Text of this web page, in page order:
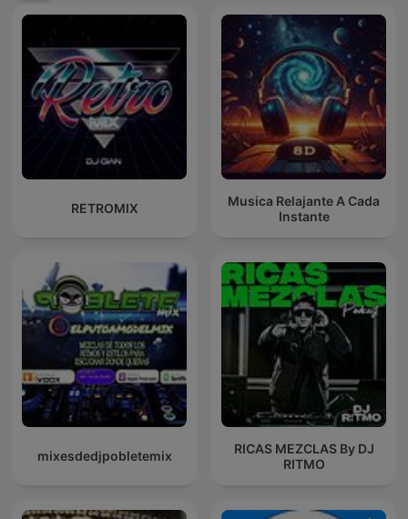
RETROMIX
Musica Relajante A Cada
Instante
mixesdedjpobletemix
RICAS MEZCLAS By DJ
RITMO